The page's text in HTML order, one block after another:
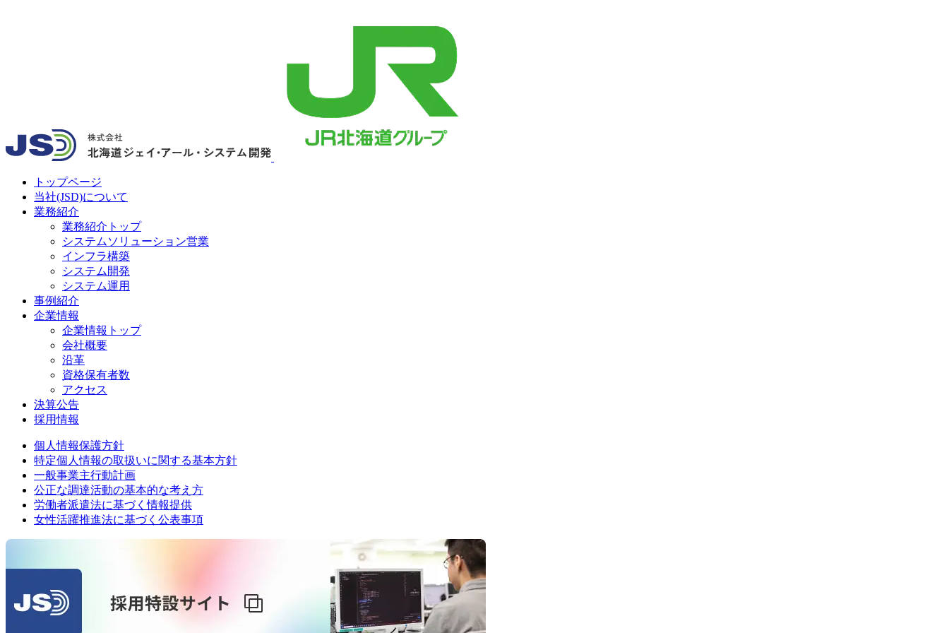
トップページ
当社(JSD)について
業務紹介
業務紹介トップ
システムソリューション営業
インフラ構築
システム開発
システム運用
事例紹介
企業情報
企業情報トップ
会社概要
沿革
資格保有者数
アクセス
決算公告
採用情報
個人情報保護方針
特定個人情報の取扱いに関する基本方針
一般事業主行動計画
公正な調達活動の基本的な考え方
労働者派遣法に基づく情報提供
女性活躍推進法に基づく公表事項